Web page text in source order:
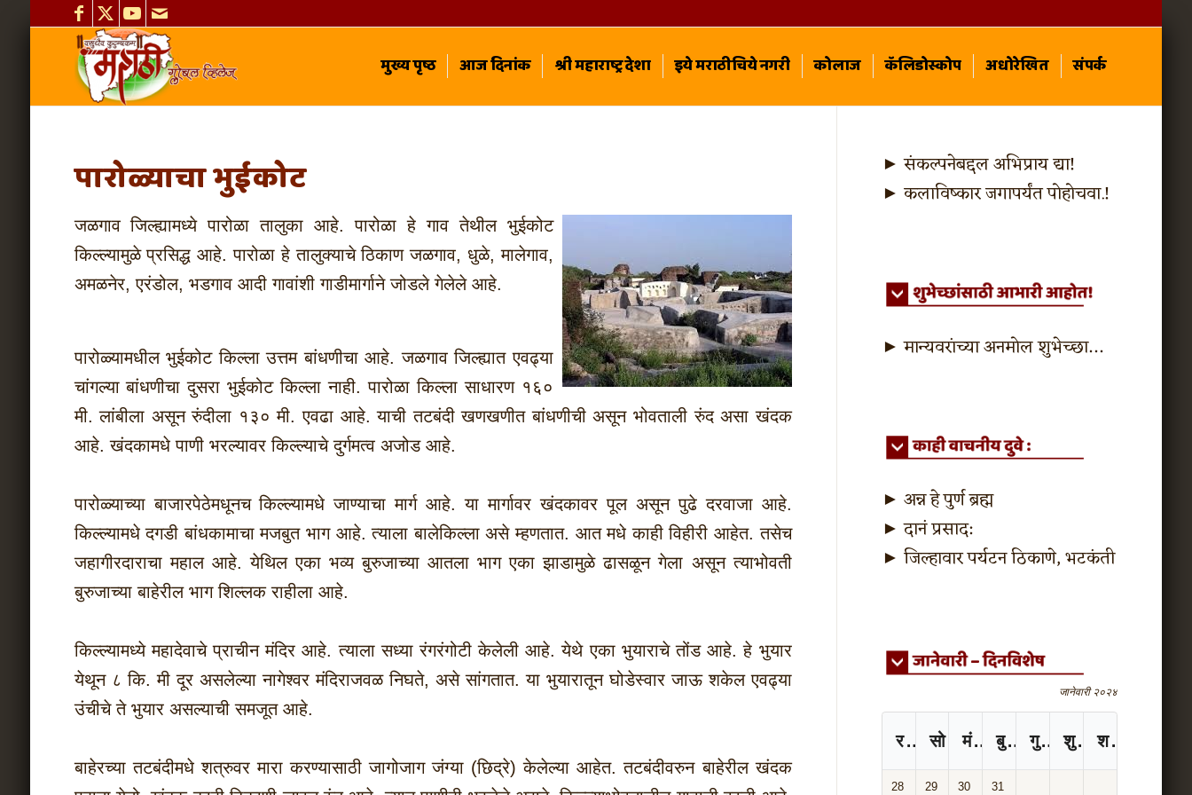
मुख्य पृष्ठ आज दिनांक श्री महाराष्ट्र देशा इये मराठीचिये नगरी कोलाज कॅलिडोस्कोप अधोरेखित संपर्क
पारोळ्याचा भुईकोट
जळगाव जिल्ह्यामध्ये पारोळा तालुका आहे. पारोळा हे गाव तेथील भुईकोट
किल्ल्यामुळे प्रसिद्ध आहे. पारोळा हे तालुक्याचे ठिकाण जळगाव, धुळे, मालेगाव,
अमळनेर, एरंडोल, भडगाव आदी गावांशी गाडीमार्गाने जोडले गेलेले आहे.
पारोळ्यामधील भुईकोट किल्ला उत्तम बांधणीचा आहे. जळगाव जिल्ह्यात एवढ्या
चांगल्या बांधणीचा दुसरा भुईकोट किल्ला नाही. पारोळा किल्ला साधारण १६०
मी. लांबीला असून रुंदीला १३० मी. एवढा आहे. याची तटबंदी खणखणीत बांधणीची असून भोवताली रुंद असा खंदक
आहे. खंदकामधे पाणी भरल्यावर किल्ल्याचे दुर्गमत्व अजोड आहे.
पारोळ्याच्या बाजारपेठेमधूनच किल्ल्यामधे जाण्याचा मार्ग आहे. या मार्गावर खंदकावर पूल असून पुढे दरवाजा आहे.
किल्ल्यामधे दगडी बांधकामाचा मजबुत भाग आहे. त्याला बालेकिल्ला असे म्हणतात. आत मधे काही विहीरी आहेत. तसेच
जहागीरदाराचा महाल आहे. येथिल एका भव्य बुरुजाच्या आतला भाग एका झाडामुळे ढासळून गेला असून त्याभोवती
बुरुजाच्या बाहेरील भाग शिल्लक राहीला आहे.
किल्ल्यामध्ये महादेवाचे प्राचीन मंदिर आहे. त्याला सध्या रंगरंगोटी केलेली आहे. येथे एका भुयाराचे तोंड आहे. हे भुयार
येथून ८ कि. मी दूर असलेल्या नागेश्वर मंदिराजवळ निघते, असे सांगतात. या भुयारातून घोडेस्वार जाऊ शकेल एवढ्या
उंचीचे ते भुयार असल्याची समजूत आहे.
बाहेरच्या तटबंदीमधे शत्रुवर मारा करण्यासाठी जागोजाग जंग्या (छिद्रे) केलेल्या आहेत. तटबंदीवरुन बाहेरील खंदक
► संकल्पनेबद्दल अभिप्राय द्या!
► कलाविष्कार जगापर्यंत पोहोचवा.!
► मान्यवरांच्या अनमोल शुभेच्छा…
► अन्न हे पुर्ण ब्रह्म
►दानं प्रसाद:
► जिल्हावार पर्यटन ठिकाणे, भटकंती
रविवार सोमवार मंगळवार बुधवार गुरुवार शुक्रवार शनिवार
जानेवारी २०२४
28 29 30 31